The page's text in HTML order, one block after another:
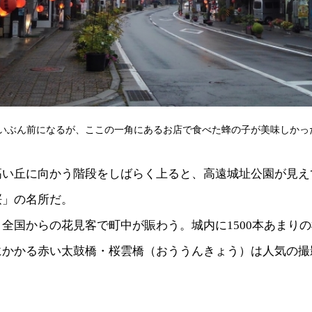
ぶん前になるが、ここの一角にあるお店で食べた蜂の子が美味しかっ
丘に向かう階段をしばらく上ると、高遠城址公園が見
の名所だ。
国からの花見客で町中が賑わう。城内に1500本あまり
かる赤い太鼓橋・桜雲橋（おううんきょう）は人気の